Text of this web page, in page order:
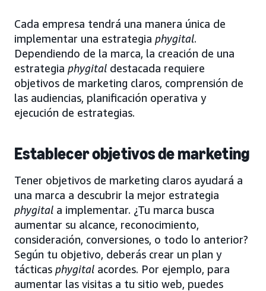
Cada empresa tendrá una manera única de
implementar una estrategia phygital.
Dependiendo de la marca, la creación de una
estrategia phygital destacada requiere
objetivos de marketing claros, comprensión de
las audiencias, planificación operativa y
ejecución de estrategias.
Establecer objetivos de marketing
Tener objetivos de marketing claros ayudará a
una marca a descubrir la mejor estrategia
phygital a implementar. ¿Tu marca busca
aumentar su alcance, reconocimiento,
consideración, conversiones, o todo lo anterior?
Según tu objetivo, deberás crear un plan y
tácticas phygital acordes. Por ejemplo, para
aumentar las visitas a tu sitio web, puedes